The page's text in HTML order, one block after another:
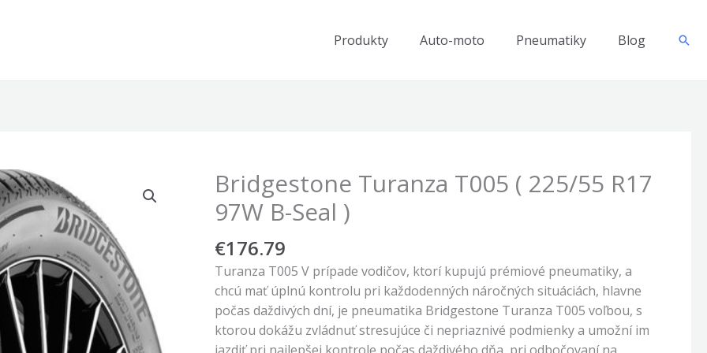
Produkty Auto-moto Pneumatiky Blog
Bridgestone Turanza T005 ( 225/55 R17
97W B-Seal )
€176.79
Turanza T005 V prípade vodičov, ktorí kupujú prémiové pneumatiky, a
chcú mať úplnú kontrolu pri každodenných náročných situáciách, hlavne
počas daždivých dní, je pneumatika Bridgestone Turanza T005 voľbou, s
ktorou dokážu zvládnuť stresujúce či nepriaznivé podmienky a umožní im